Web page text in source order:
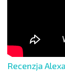
Recenzja